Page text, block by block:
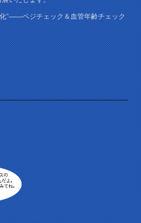
”——ベジチェック＆血管年齢チェック